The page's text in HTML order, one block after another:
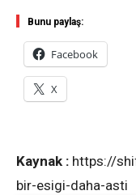
Bunu paylaş:
Facebook
X
Kaynak : https://
bir-esigi-daha-asti